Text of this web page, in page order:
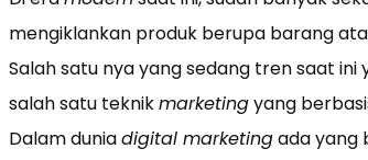
mengiklankan produk berupa barang
Salah satu nya yang sedang tren saat ini
salah satu teknikmarketingyang
Dalam duniadigital marketingada yang